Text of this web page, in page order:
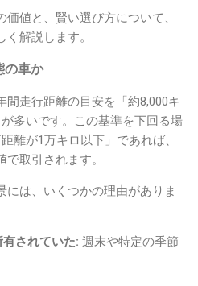
値と、賢い選び方について、
解説します。
の車か
走行距離の目安を「約8,000キ
多いです。この基準を下回る場
離が1万キロ以下」であれば、
取引されます。
には、いくつかの理由がありま
されていた: 週末や特定の季節